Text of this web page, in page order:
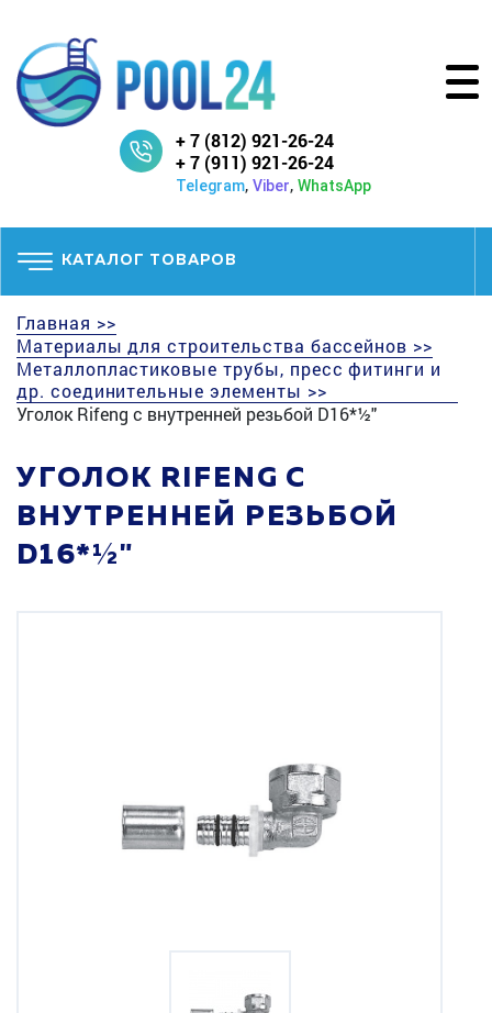
+ 7 (812) 921-26-24
+ 7 (911) 921-26-24
Telegram, Viber, WhatsApp
КАТАЛОГ ТОВАРОВ
Главная >>
Материалы для строительства бассейнов >>
Металлопластиковые трубы, пресс фитинги и
др. соединительные элементы >>
Уголок Rifeng с внутренней резьбой D16*½"
УГОЛОК RIFENG С
ВНУТРЕННЕЙ РЕЗЬБОЙ
D16*½"